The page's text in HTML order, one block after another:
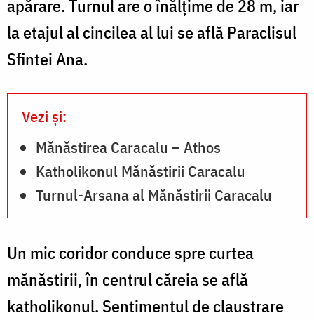
apărare. Turnul are o înălţime de 28 m, iar
la etajul al cincilea al lui se află Paraclisul
Sfintei Ana.
Vezi și:
Mănăstirea Caracalu – Athos
Katholikonul Mănăstirii Caracalu
Turnul-Arsana al Mănăstirii Caracalu
Un mic coridor conduce spre curtea
mănăstirii, în centrul căreia se află
katholikonul. Sentimentul de claustrare